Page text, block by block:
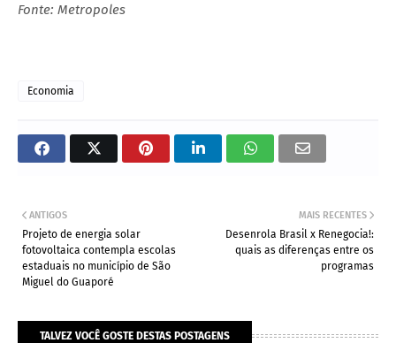
Fonte: Metropoles
Economia
MAIS RECENTES
Desenrola Brasil x Renegocia!:
quais as diferenças entre os
programas
ANTIGOS
Projeto de energia solar
fotovoltaica contempla escolas
estaduais no município de São
Miguel do Guaporé
TALVEZ VOCÊ GOSTE DESTAS POSTAGENS